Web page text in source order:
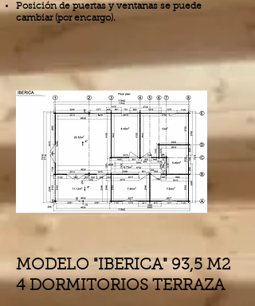
Posición de puertas y ventanas se puede
cambiar (por encargo).
MODELO "IBERICA" 93,5 M2
4 DORMITORIOS TERRAZA